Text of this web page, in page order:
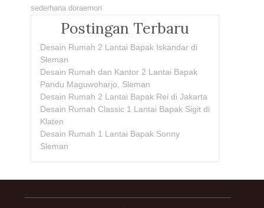
sederhana doraemon
Postingan Terbaru
Desain Rumah 2 Lantai Bapak Iskandar di
Sleman
Desain Rumah dan Kantor 2 Lantai Bapak
Pandu Maguwoharjo, Sleman
Desain Rumah 2 Lantai Bapak Rei di Jakarta
Desain Rumah Classic 1 Lantai Bapak Sigit di
Klaten
Desain Rumah 1 Lantai Bapak Sonny
Sleman